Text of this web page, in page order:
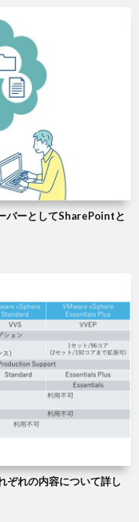
バーとしてSharePointと
ぞれの内容について詳し